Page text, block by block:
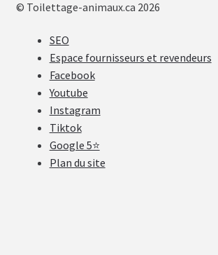
© Toilettage-animaux.ca 2026
SEO
Espace fournisseurs et revendeurs
Facebook
Youtube
Instagram
Tiktok
Google 5⭐
Plan du site